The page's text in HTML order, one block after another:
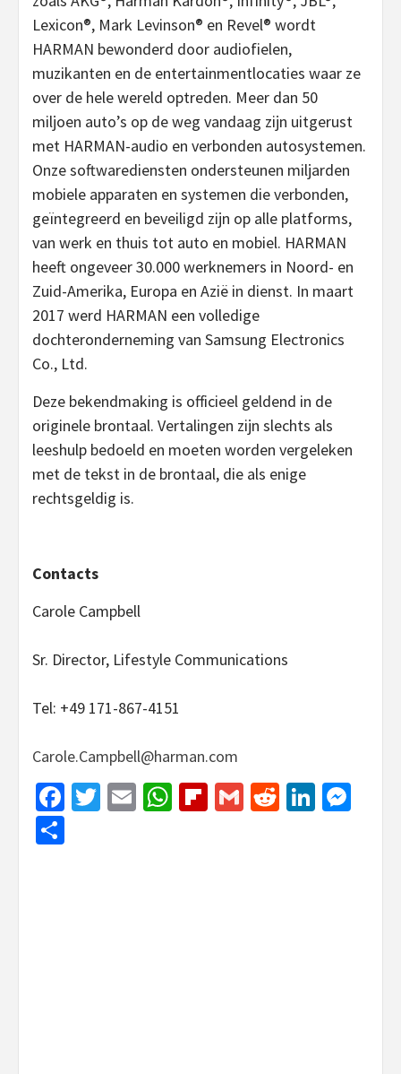
Lexicon®, Mark Levinson® en Revel® wordt
HARMAN bewonderd door audiofielen,
muzikanten en de entertainmentlocaties waar ze
over de hele wereld optreden. Meer dan 50
miljoen auto’s op de weg vandaag zijn uitgerust
met HARMAN-audio en verbonden autosystemen.
Onze softwarediensten ondersteunen miljarden
mobiele apparaten en systemen die verbonden,
geïntegreerd en beveiligd zijn op alle platforms,
van werk en thuis tot auto en mobiel. HARMAN
heeft ongeveer 30.000 werknemers in Noord- en
Zuid-Amerika, Europa en Azië in dienst. In maart
2017 werd HARMAN een volledige
dochteronderneming van Samsung Electronics
Co., Ltd.
Deze bekendmaking is officieel geldend in de
originele brontaal. Vertalingen zijn slechts als
leeshulp bedoeld en moeten worden vergeleken
met de tekst in de brontaal, die als enige
rechtsgeldig is.
Contacts
Carole Campbell
Sr. Director, Lifestyle Communications
Tel: +49 171-867-4151
Carole.Campbell@harman.com
Facebook
Twitter
EmailWhatsApp
Flipboard
GmailReddit